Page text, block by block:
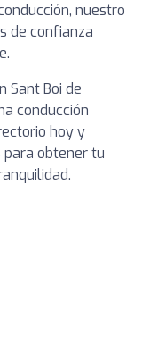
nuestro
de confianza
Sant Boi de
conducción
hoy y
obtener tu